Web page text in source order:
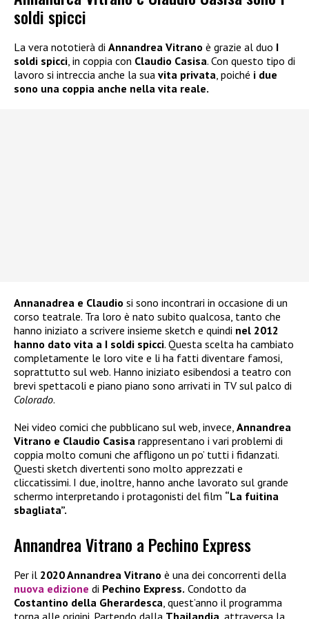
soldi spicci
La vera nototierà di Annandrea Vitrano è grazie al duo I
soldi spicci , in coppia con Claudio Casisa. Con questo tipo di
lavoro si intreccia anche la sua vita privata , poiché i due
sono una coppia anche nella vita reale.
Annanadrea e Claudio si sono incontrari in occasione di un
corso teatrale. Tra loro è nato subito qualcosa, tanto che
hanno iniziato a scrivere insieme sketch e quindi nel 2012
hanno dato vita a I soldi spicci. Questa scelta ha cambiato
completamente le loro vite e li ha fatti diventare famosi,
soprattutto sul web. Hanno iniziato esibendosi a teatro con
brevi spettacoli e piano piano sono arrivati in TV sul palco di
Colorado.
Nei video comici che pubblicano sul web, invece, Annandrea
Vitrano e Claudio Casisa rappresentano i vari problemi di
coppia molto comuni che affligono un po’ tutti i fidanzati.
Questi sketch divertenti sono molto apprezzati e
cliccatissimi. I due, inoltre, hanno anche lavorato sul grande
schermo interpretando i protagonisti del film “La fuitina
sbagliata”.
Annandrea Vitrano a Pechino Express
Per il 2020 Annandrea Vitrano è una dei concorrenti della
nuova edizione di Pechino Express. Condotto da
Costantino della Gherardesca, quest’anno il programma